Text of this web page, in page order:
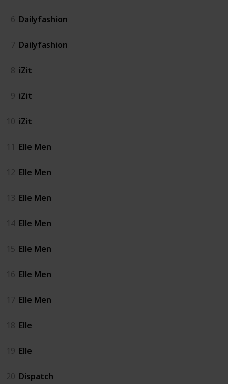
6 Dailyfashion
7 Dailyfashion
8 iZit
9 iZit
10 iZit
11 Elle Men
12 Elle Men
13 Elle Men
14 Elle Men
15 Elle Men
16 Elle Men
17 Elle Men
18 Elle
19 Elle
20 Dispatch